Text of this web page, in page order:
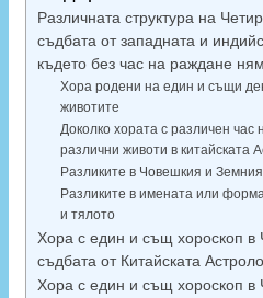
Различната структура на
съдбата от западната и
където без час на раждане
Хора родени на един и същи
животите
Доколко хората с различен
различни животи в китайската
Разликите в Човешкия и
Разликите в имената или
и тялото
Хора с един и същ хороскоп в
съдбата от Китайската
Хора с един и същ хороскоп в